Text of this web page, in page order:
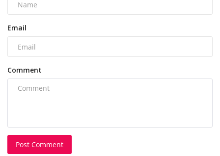
Email
Comment
Post Comment